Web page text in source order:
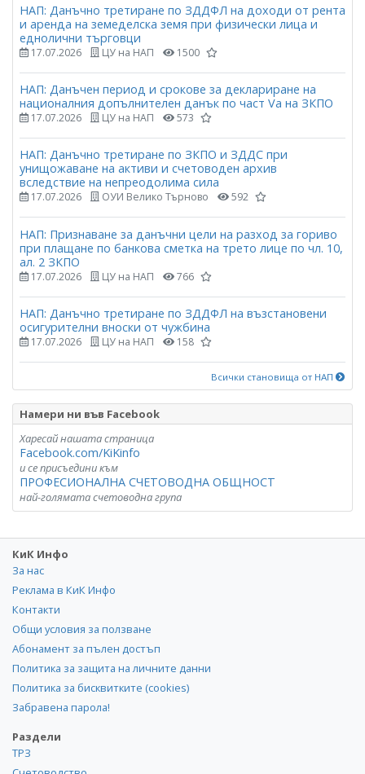
НАП: Данъчно третиране по ЗДДФЛ на доходи от рента
и аренда на земеделска земя при физически лица и
еднолични търговци
17.07.2026 ЦУ на НАП 1500
НАП: Данъчен период и срокове за деклариране на
националния допълнителен данък по част Vа на ЗКПО
17.07.2026 ЦУ на НАП 573
НАП: Данъчно третиране по ЗКПО и ЗДДС при
унищожаване на активи и счетоводен архив
вследствие на непреодолима сила
17.07.2026 ОУИ Велико Търново 592
НАП: Признаване за данъчни цели на разход за гориво
при плащане по банкова сметка на трето лице по чл. 10,
ал. 2 ЗКПО
17.07.2026 ЦУ на НАП 766
НАП: Данъчно третиране по ЗДДФЛ на възстановени
осигурителни вноски от чужбина
17.07.2026 ЦУ на НАП 158
Всички становища от НАП
Намери ни във Facebook
Харесай нашата страница
Facebook.com/KiKinfo
и се присъедини към
ПРОФЕСИОНАЛНА СЧЕТОВОДНА ОБЩНОСТ
най-голямата счетоводна група
КиК Инфо
За нас
Реклама в КиК Инфо
Контакти
Общи условия за ползване
Абонамент за пълен достъп
Политика за защита на личните данни
Политика за бисквитките (cookies)
Забравена парола!
Раздели
ТРЗ